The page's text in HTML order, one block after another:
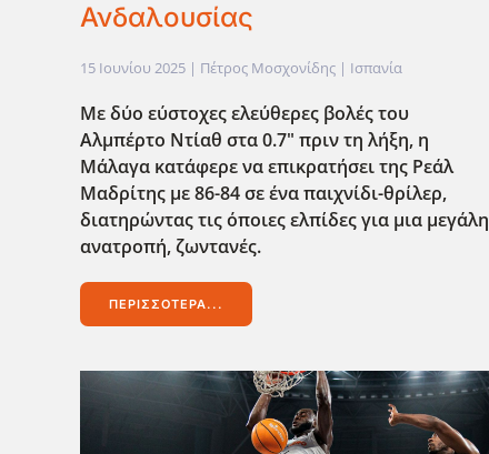
Ανδαλουσίας
15 Ιουνίου 2025 | Πέτρος Μοσχονίδης | Ισπανία
Με δύο εύστοχες ελεύθερες βολές του
Αλμπέρτο Ντίαθ στα 0.7" πριν τη λήξη, η
Μάλαγα κατάφερε να επικρατήσει της Ρεάλ
Μαδρίτης με 86-84 σε ένα παιχνίδι-θρίλερ,
διατηρώντας τις όποιες ελπίδες για μια μεγάλη
ανατροπή, ζωντανές.
ΠΕΡΙΣΣΌΤΕΡΑ...